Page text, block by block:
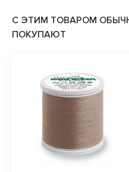
С ЭТИМ ТОВАРОМ
ПОКУПАЮТ